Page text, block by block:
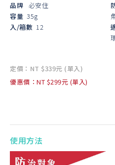
品牌 必安住
容量 35g
入/箱數 12
定價：NT $339元 (單入)
優惠價：NT $299元 (單入)
使用方法